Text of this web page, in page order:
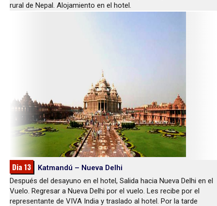
rural de Nepal. Alojamiento en el hotel.
Dia 13
Katmandú – Nueva Delhi
Después del desayuno en el hotel, Salida hacia Nueva Delhi en el
Vuelo. Regresar a Nueva Delhi por el vuelo. Les recibe por el
representante de VIVA India y traslado al hotel. Por la tarde